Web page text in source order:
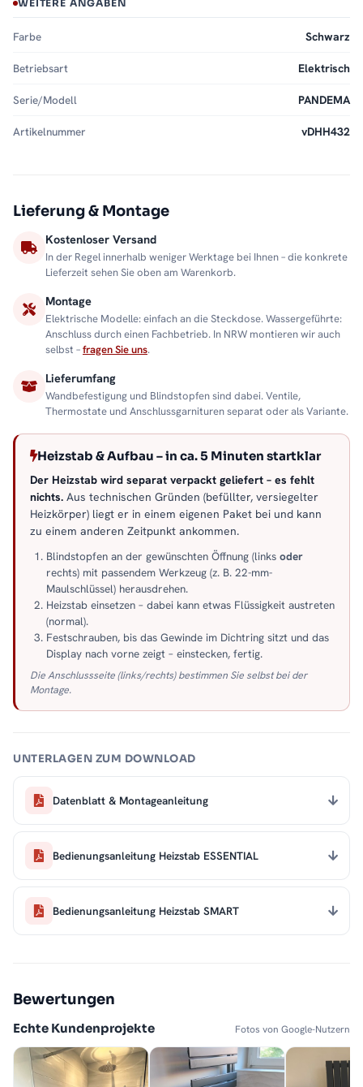
WEITERE ANGABEN
Farbe Schwarz
Betriebsart Elektrisch
Serie/Modell PANDEMA
Artikelnummer vDHH432
Lieferung & Montage
Kostenloser Versand
In der Regel innerhalb weniger Werktage bei Ihnen – die konkrete
Lieferzeit sehen Sie oben am Warenkorb.
Montage
Elektrische Modelle: einfach an die Steckdose. Wassergeführte:
Anschluss durch einen Fachbetrieb. In NRW montieren wir auch
selbst –fragen Sie uns.
Lieferumfang
Wandbefestigung und Blindstopfen sind dabei. Ventile,
Thermostate und Anschlussgarnituren separat oder als Variante.
Heizstab & Aufbau – in ca. 5 Minuten startklar
Der Heizstab wird separat verpackt geliefert – es fehlt
nichts. Aus technischen Gründen (befüllter, versiegelter
Heizkörper) liegt er in einem eigenen Paket bei und kann
zu einem anderen Zeitpunkt ankommen.
Blindstopfen an der gewünschten Öffnung (links oder
rechts) mit passendem Werkzeug (z. B. 22-mm-
Maulschlüssel) herausdrehen.
Heizstab einsetzen – dabei kann etwas Flüssigkeit austreten
(normal).
Festschrauben, bis das Gewinde im Dichtring sitzt und das
Display nach vorne zeigt – einstecken, fertig.
Die Anschlussseite (links/rechts) bestimmen Sie selbst bei der
Montage.
UNTERLAGEN ZUM DOWNLOAD
Datenblatt & Montageanleitung
Bedienungsanleitung Heizstab ESSENTIAL
Bedienungsanleitung Heizstab SMART
Bewertungen
Echte Kundenprojekte Fotos von Google-Nutzern